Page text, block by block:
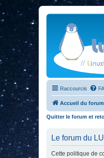
Raccourcis
Accueil du forum
Quitter le forum et
Le forum du
Cette politique de